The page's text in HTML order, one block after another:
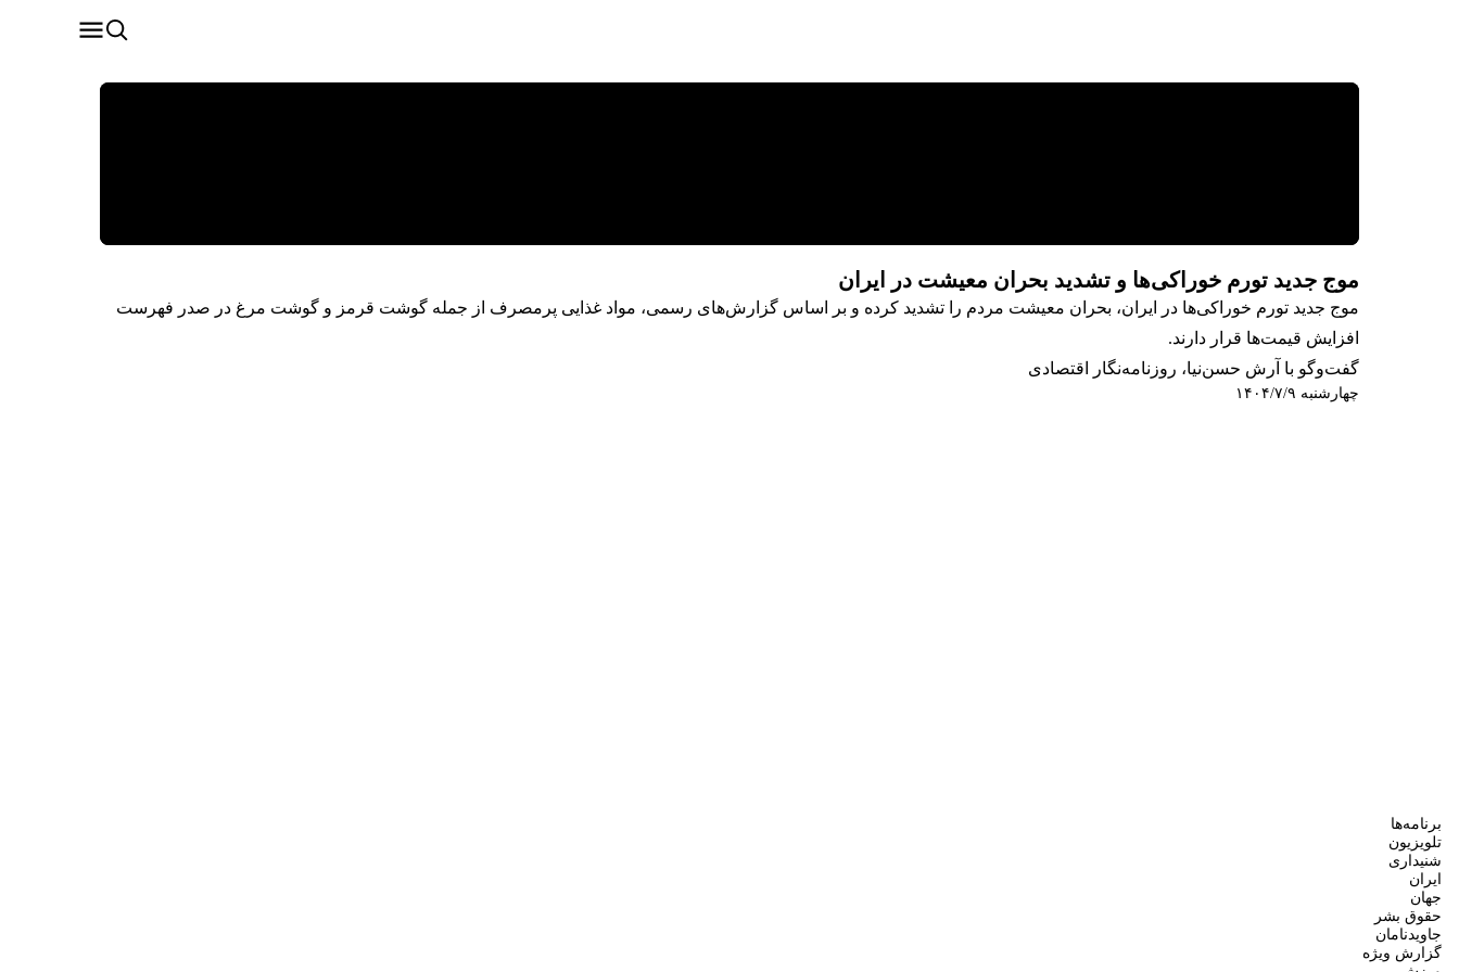
موج جدید تورم خوراکی‌ها و تشدید بحران معیشت در ایران
موج جدید تورم خوراکی‌ها در ایران، بحران معیشت مردم را تشدید کرده و بر اساس گزارش‌های رسمی، مواد غذایی پرمصرف از جمله گوشت قرمز و گوشت مرغ در صدر فهرست
افزایش قیمت‌ها قرار دارند.
گفت‌وگو با آرش حسن‌نیا، روزنامه‌نگار اقتصادی
چهارشنبه ۱۴۰۴/۷/۹
برنامه‌ها
تلویزیون
شنیداری
ایران
جهان
حقوق بشر
جاویدنامان
گزارش ویژه